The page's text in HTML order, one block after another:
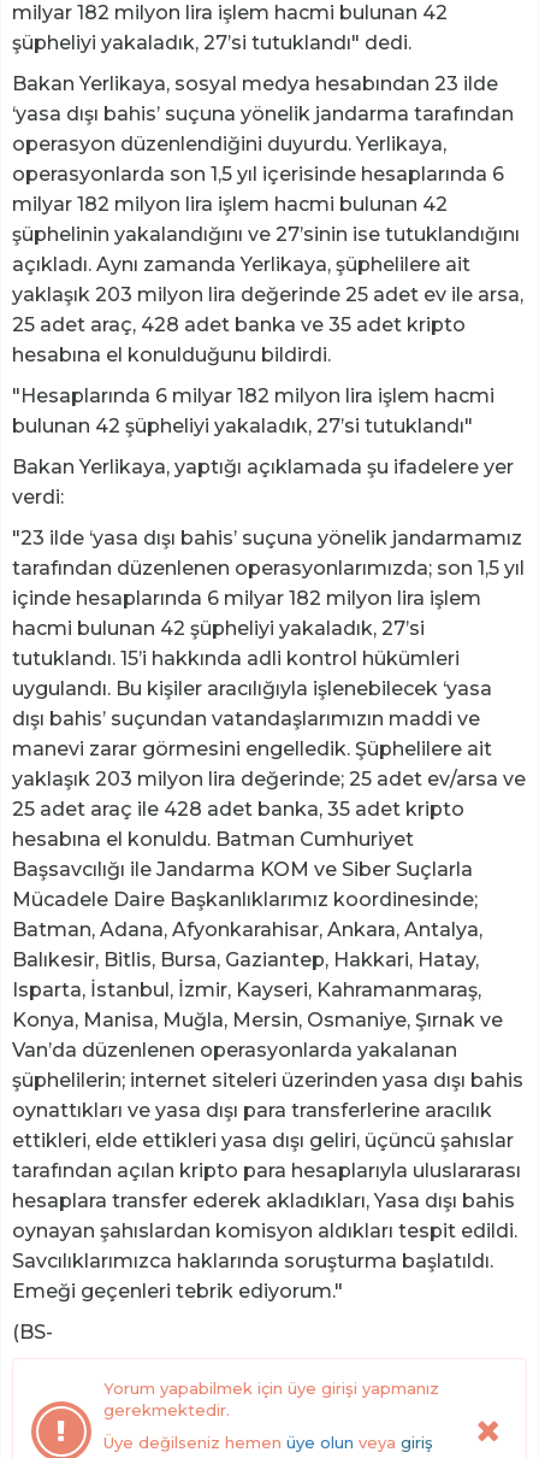
milyar 182 milyon lira işlem hacmi bulunan 42
şüpheliyi yakaladık, 27’si tutuklandı" dedi.
Bakan Yerlikaya, sosyal medya hesabından 23 ilde
‘yasa dışı bahis’ suçuna yönelik jandarma tarafından
operasyon düzenlendiğini duyurdu. Yerlikaya,
operasyonlarda son 1,5 yıl içerisinde hesaplarında 6
milyar 182 milyon lira işlem hacmi bulunan 42
şüphelinin yakalandığını ve 27’sinin ise tutuklandığını
açıkladı. Aynı zamanda Yerlikaya, şüphelilere ait
yaklaşık 203 milyon lira değerinde 25 adet ev ile arsa,
25 adet araç, 428 adet banka ve 35 adet kripto
hesabına el konulduğunu bildirdi.
"Hesaplarında 6 milyar 182 milyon lira işlem hacmi
bulunan 42 şüpheliyi yakaladık, 27’si tutuklandı"
Bakan Yerlikaya, yaptığı açıklamada şu ifadelere yer
verdi:
"23 ilde ‘yasa dışı bahis’ suçuna yönelik jandarmamız
tarafından düzenlenen operasyonlarımızda; son 1,5 yıl
içinde hesaplarında 6 milyar 182 milyon lira işlem
hacmi bulunan 42 şüpheliyi yakaladık, 27’si
tutuklandı. 15’i hakkında adli kontrol hükümleri
uygulandı. Bu kişiler aracılığıyla işlenebilecek ‘yasa
dışı bahis’ suçundan vatandaşlarımızın maddi ve
manevi zarar görmesini engelledik. Şüphelilere ait
yaklaşık 203 milyon lira değerinde; 25 adet ev/arsa ve
25 adet araç ile 428 adet banka, 35 adet kripto
hesabına el konuldu. Batman Cumhuriyet
Başsavcılığı ile Jandarma KOM ve Siber Suçlarla
Mücadele Daire Başkanlıklarımız koordinesinde;
Batman, Adana, Afyonkarahisar, Ankara, Antalya,
Balıkesir, Bitlis, Bursa, Gaziantep, Hakkari, Hatay,
Isparta, İstanbul, İzmir, Kayseri, Kahramanmaraş,
Konya, Manisa, Muğla, Mersin, Osmaniye, Şırnak ve
Van’da düzenlenen operasyonlarda yakalanan
şüphelilerin; internet siteleri üzerinden yasa dışı bahis
oynattıkları ve yasa dışı para transferlerine aracılık
ettikleri, elde ettikleri yasa dışı geliri, üçüncü şahıslar
tarafından açılan kripto para hesaplarıyla uluslararası
hesaplara transfer ederek akladıkları, Yasa dışı bahis
oynayan şahıslardan komisyon aldıkları tespit edildi.
Savcılıklarımızca haklarında soruşturma başlatıldı.
Emeği geçenleri tebrik ediyorum."
(BS-
Yorum yapabilmek için üye girişi yapmanız
gerekmektedir.
Üye değilseniz hemen üye olun veya giriş